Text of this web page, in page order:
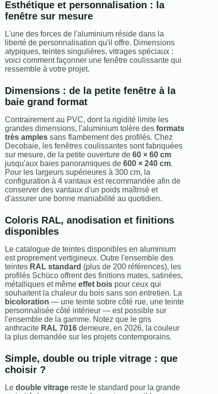
Esthétique et personnalisation : la
fenêtre sur mesure
L'une des forces de l'aluminium réside dans la
liberté de personnalisation qu'il offre. Dimensions
atypiques, teintes singulières, vitrages spéciaux :
voici comment façonner une fenêtre coulissante qui
ressemble à votre projet.
Dimensions : de la petite fenêtre à la
baie grand format
Contrairement au PVC, dont la rigidité limite les
grandes dimensions, l'aluminium tolère des formats
très amples sans flambement des profilés. Chez
Decobaie, les fenêtres coulissantes sont fabriquées
sur mesure, de la petite ouverture de 60 × 60 cm
jusqu'aux baies panoramiques de 600 × 240 cm.
Pour les largeurs supérieures à 300 cm, la
configuration à 4 vantaux est recommandée afin de
conserver des vantaux d'un poids maîtrisé et
d'assurer une bonne maniabilité au quotidien.
Coloris RAL, anodisation et finitions
disponibles
Le catalogue de teintes disponibles en aluminium
est proprement vertigineux. Outre l'ensemble des
teintes RAL standard (plus de 200 références), les
profilés Schüco offrent des finitions mates, satinées,
métalliques et même effet bois pour ceux qui
souhaitent la chaleur du bois sans son entretien. La
bicoloration — une teinte sobre côté rue, une teinte
personnalisée côté intérieur — est possible sur
l'ensemble de la gamme. Notez que le gris
anthracite RAL 7016 demeure, en 2026, la couleur
la plus demandée sur les projets contemporains.
Simple, double ou triple vitrage : que
choisir ?
Le double vitrage reste le standard pour la grande